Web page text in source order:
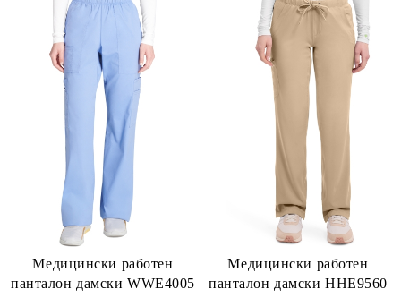
Медицински работен
панталон дамски WWE4005
Медицински работен
панталон дамски HHE9560